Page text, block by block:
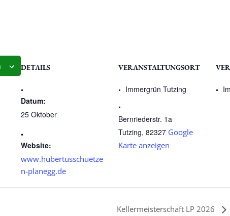
DETAILS
Datum:
25 Oktober
Website:
www.hubertusschuetze
n-planegg.de
VERANSTALTUNGSORT
Immergrün Tutzing
Bernriederstr. 1a
Tutzing, 82327 Google
Karte anzeigen
Kellermeisterschaft LP 2026